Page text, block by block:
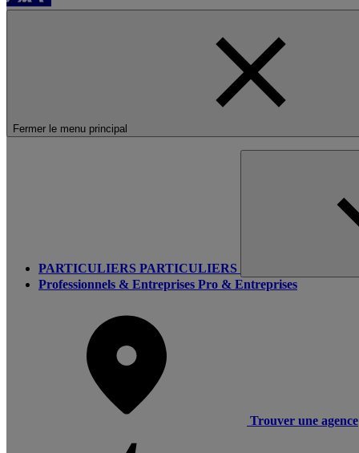
Fermer le menu principal
PARTICULIERS PARTICULIERS
Professionnels & Entreprises Pro & Entreprises
Trouver une agence